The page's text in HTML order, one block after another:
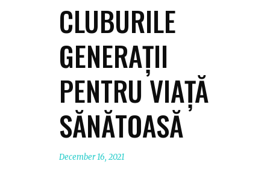
CLUBURILE
GENERAȚII
PENTRU VIAȚĂ
SĂNĂTOASĂ
December 16, 2021